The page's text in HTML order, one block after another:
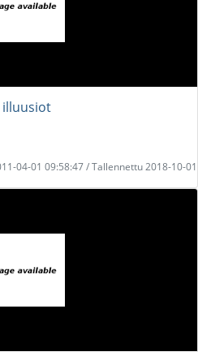
illuusiot
04-01 09:58:47 / Tallennettu 2018-10-01